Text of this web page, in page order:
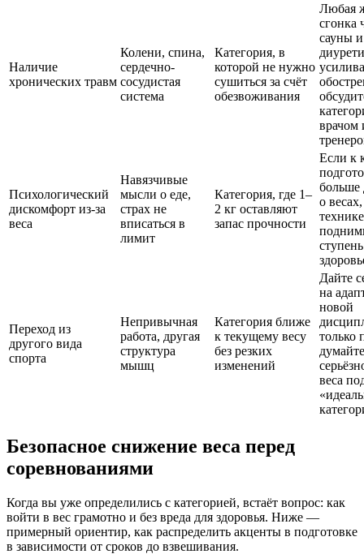
Наличие
хронических травм
Колени, спина,
сердечно-
сосудистая
система
Категория, в
которой не нужно
сушиться за счёт
обезвоживания
Любая
сгонка
сауны и
врачом
Психологический
дискомфорт из-за
веса
Навязчивые
мысли о еде,
страх не
вписаться в
лимит
Категория, где 1–
2 кг оставляют
запас прочности
Если к
больше
о
Переход из
другого вида
спорта
Непривычная
работа, другая
структура
мышц
Категория ближе
к текущему весу
без резких
изменений
Дайте
на
новой
только
веса
Безопасное снижение веса перед
соревнованиями
Когда вы уже определились с категорией, встаёт вопрос: как
войти в вес грамотно и без вреда для здоровья. Ниже —
примерный ориентир, как распределить акценты в подготовке
в зависимости от сроков до взвешивания.